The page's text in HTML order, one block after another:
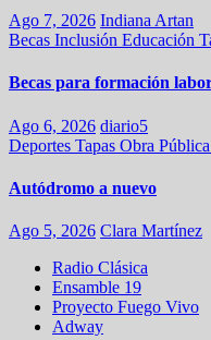
Ago 7, 2026 Indiana Artan
Becas Inclusión Educación
Becas para formación
Ago 6, 2026 diario5
Deportes Tapas Obra Pública
Autódromo a nuevo
Ago 5, 2026 Clara Martínez
Radio Clásica
Ensamble 19
Proyecto Fuego Vivo
Adway